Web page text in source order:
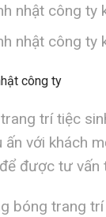
nhật công ty
nhật công ty
trí tiệc
với khách
được tư vấn
bóng trang